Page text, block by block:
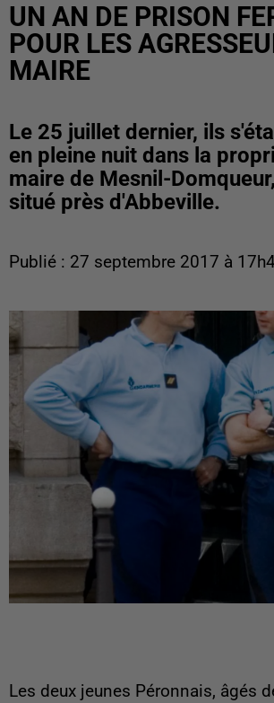
UN AN DE PRISON
POUR LES
MAIRE
Le 25 juillet dernier, ils
en pleine nuit dans la
maire de Mesnil-
situé près d'Abbeville.
Publié : 27 septembre 2017 à
Les deux jeunes Péronnais, âgés